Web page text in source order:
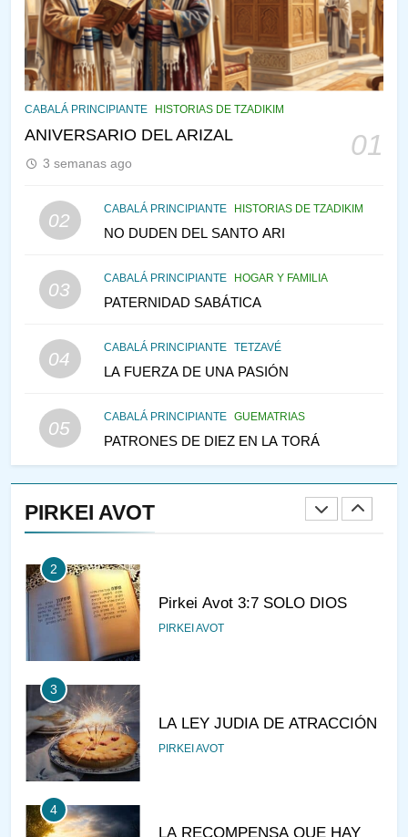
CABALÁ PRINCIPIANTE HISTORIAS DE TZADIKIM
ANIVERSARIO DEL ARIZAL 01
3 semanas ago
02
CABALÁ PRINCIPIANTE HISTORIAS DE TZADIKIM
NO DUDEN DEL SANTO ARI
03
CABALÁ PRINCIPIANTE HOGAR Y FAMILIA
PATERNIDAD SABÁTICA
04
CABALÁ PRINCIPIANTE TETZAVÉ
LA FUERZA DE UNA PASIÓN
05
CABALÁ PRINCIPIANTE GUEMATRIAS
PATRONES DE DIEZ EN LA TORÁ
PIRKEI AVOT
VE LO QUE VA A NACER
PENSAMIENTO JUDÍO PIRKEI AVOT
144
CABALÁ Y JASIDUT: EL
CONSEJO DE LOS PADRES
145
TEMPLO Y LA ALEGRÍA EN
VEAMOS ¿POR QUÉ
IEHOSHÚA? Y LA QUEJA DE
1
CONVERSAR CON LA MUJER
A LA LUZ DEL JUDAÍSMO
AMOR, PAREJA Y MATRIMONIO
2
Pirkei Avot 3:7 SOLO DIOS
PIRKEI AVOT
3
LA LEY JUDIA DE ATRACCIÓN
PIRKEI AVOT
4
LA RECOMPENSA QUE HAY